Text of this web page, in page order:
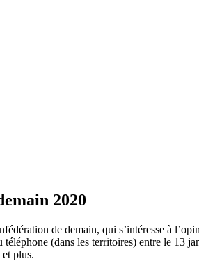
2020
de demain, qui s’intéresse à
téléphone (dans les territoires) entre le 13
et plus.